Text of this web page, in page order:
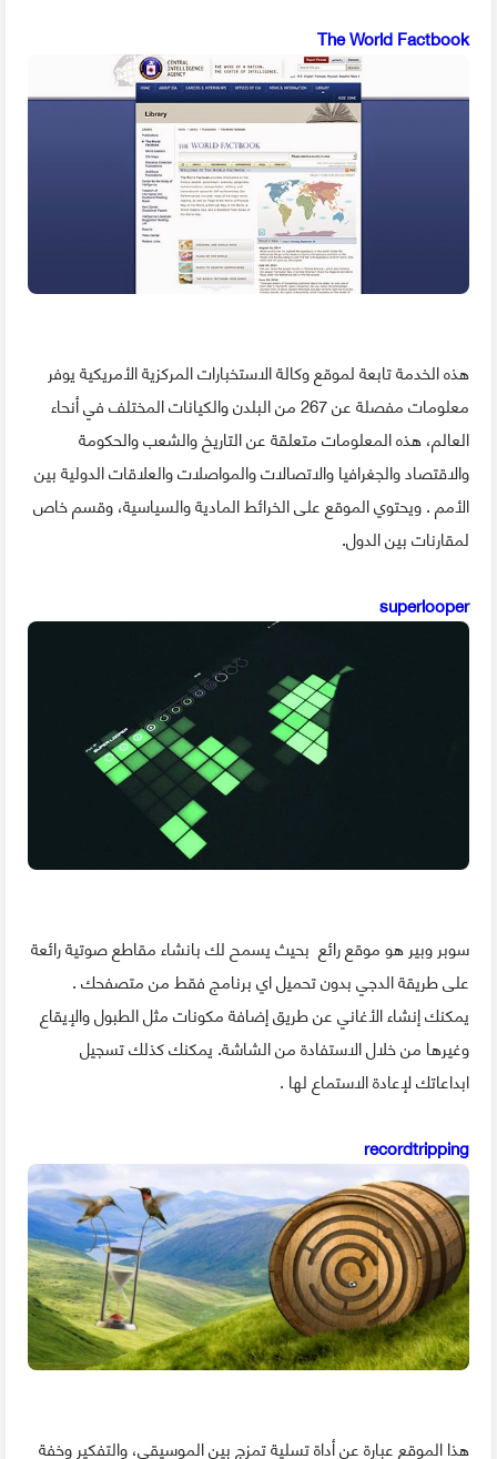
The World Factbook
هذه الخدمة تابعة لموقع وكالة الاستخبارات المركزية الأمريكية يوفر
معلومات مفصلة عن 267 من البلدن والكيانات المختلف في أنحاء
العالم، هذه المعلومات متعلقة عن التاريخ والشعب والحكومة
والاقتصاد والجغرافيا والاتصالات والمواصلات والعلاقات الدولية بين
الأمم . ويحتوي الموقع على الخرائط المادية والسياسية، وقسم خاص
لمقارنات بين الدول.
superlooper
سوبر وبير هو موقع رائع بحيث يسمح لك بانشاء مقاطع صوتية رائعة
على طريقة الدجي بدون تحميل اي برنامج فقط من متصفحك .
يمكنك إنشاء الأغاني عن طريق إضافة مكونات مثل الطبول والإيقاع
وغيرها من خلال الاستفادة من الشاشة. يمكنك كذلك تسجيل
ابداعاتك لإعادة الاستماع لها .
recordtripping
هذا الموقع عبارة عن أداة تسلية تمزج بين الموسيقى، والتفكير وخفة